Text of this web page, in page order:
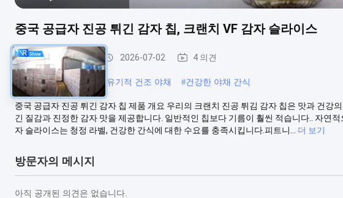
중국 공급자 진공 튀긴 감자 칩, 크랜치 VF 감자 슬라이스
과일 과 채소 간식 2026-07-02 4 의견
#진공 후라이드 버섯 # 유기적 건조 야채 #건강한 야채 간식
중국 공급자 진공 튀긴 감자 칩 제품 개요 우리의 크랜치 진공 튀김 감자 칩은 맛과 건강
긴 질감과 진정한 감자 맛을 제공합니다. 일반적인 칩보다 기름이 훨씬 적습니다.. 자연
자 슬라이스는 청정 라벨, 건강한 간식에 대한 수요를 충족시킵니다.피트니...
더 보기
방문자의 메시지
아직 공개된 의견은 없습니다.